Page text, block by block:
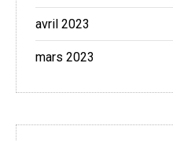
avril 2023
mars 2023